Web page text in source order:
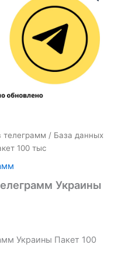
телеграмм / База данных
100 тыс
Украины
Украины Пакет 100